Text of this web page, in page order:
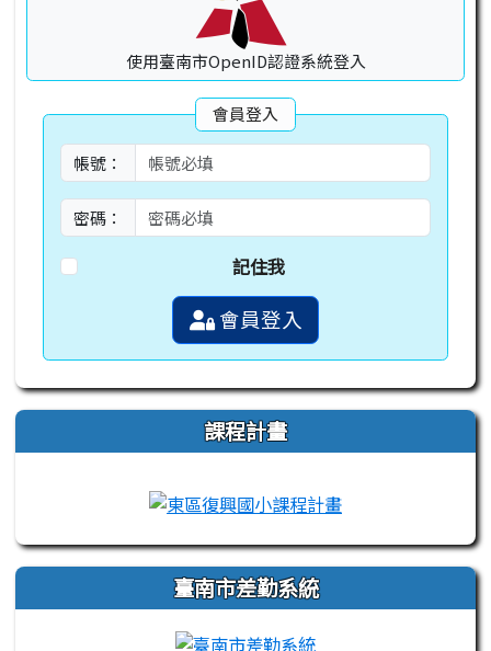
使用臺南市OpenID認證系統登入
會員登入
帳號：
密碼：
記住我
會員登入
課程計畫
link to http://
臺南市差勤系統